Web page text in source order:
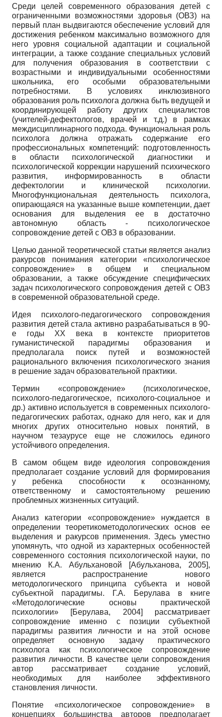
Среди целей современного образования детей с
ограниченными возможностями здоровья (ОВЗ) на
первый план выдвигаются обеспечение условий для
достижения ребенком максимально возможного для
него уровня социальной адаптации и социальной
интеграции, а также создание специальных условий
для получения образования в соответствии с
возрастными и индивидуальными особенностями
школьника, его особыми образовательными
потребностями. В условиях инклюзивного
образования роль психолога должна быть ведущей и
координирующей работу других специалистов
(учителей-дефектологов, врачей и т.д.) в рамках
междисциплинарного подхода. Функциональная роль
психолога должна отражать содержание его
профессиональных компетенций: подготовленность
в области психологической диагностики и
психологической коррекции нарушений психического
развития, информированность в области
дефектологии и клинической психологии.
Многофункциональная деятельность психолога,
опирающаяся на указанные выше компетенции, дает
основания для выделения ее в достаточно
автономную область- психологическое
сопровождение детей с ОВЗ в образовании.
Целью данной теоретической статьи является анализ
ракурсов понимания категории «психологическое
сопровождение» в общем и специальном
образовании, а также обсуждение специфических
задач психологического сопровождения детей с ОВЗ
в современной образовательной среде.
Идея психолого-педагогического сопровождения
развития детей стала активно разрабатываться в 90-
е годы XX века в контексте приоритетов
гуманистической парадигмы образования и
предполагала поиск путей и возможностей
рационального включения психологического знания
в решение задач образовательной практики.
Термин «сопровождение» (психологическое,
психолого-педагогическое, психолого-социальное и
др.) активно используется в современных психолого­
педагогических работах, однако для него, как и для
многих других относительно новых понятий, в
научном тезаурусе еще не сложилось единого
устойчивого определения.
В самом общем виде идеология сопровождения
предполагает создание условий для формирования
у ребенка способности к осознанному,
ответственному и самостоятельному решению
проблемных жизненных ситуаций.
Анализ категории «сопровождение» нуждается в
определении теоретико­методологических основ ее
выделения и ракурсов применения. Здесь уместно
упомянуть, что одной из характерных особенностей
современного состояния психологической науки, по
мнению К.А. Абульхановой
[Абульханова, 2005],
является распространение нового
методологического принципа субъекта и новой
субъектной парадигмы. Г.А. Берулава в книге
«Методологические основы практической
психологии» [Берулава, 2004] рассматривает
сопровождение именно с позиции субъектной
парадигмы развития личности и на этой основе
определяет основную задачу практического
психолога как психологическое сопровождение
развития личности. В качестве цели сопровождения
автор рассматривает создание условий,
необходимых для наиболее эффективного
становления личности.
Понятие «психологическое сопровождение» в
концепциях большинства авторов предполагает